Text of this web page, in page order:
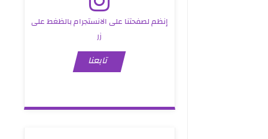
إنظم لصفحتنا على الانستجرام بالظغط على
زر
تابعنا